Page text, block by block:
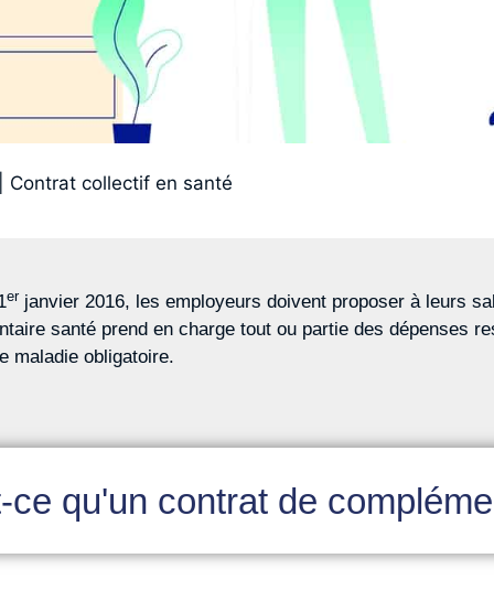
Contrat collectif en santé
er janvier 2016, les employeurs doivent proposer à leurs
santé prend en charge tout ou partie des dépenses
maladie obligatoire.
ce qu'un contrat de